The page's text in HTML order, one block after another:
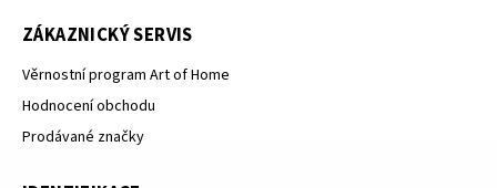
ZÁKAZNICKÝ SERVIS
Věrnostní program Art of Home
Hodnocení obchodu
Prodávané značky